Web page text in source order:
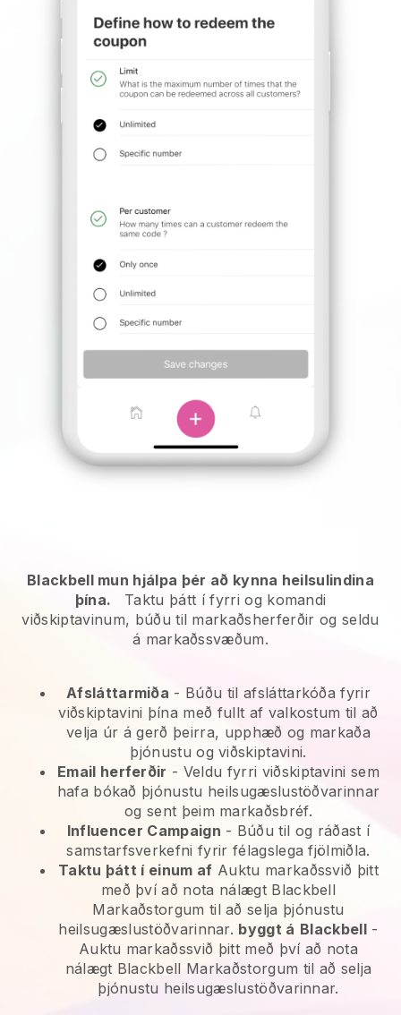
Blackbell mun hjálpa þér að kynna heilsulindina
þína.
Taktu þátt í fyrri og komandi
viðskiptavinum, búðu til markaðsherferðir og seldu
á markaðssvæðum.
Afsláttarmiða - Búðu til afsláttarkóða fyrir
viðskiptavini þína með fullt af valkostum til að
velja úr á gerð þeirra, upphæð og markaða
þjónustu og viðskiptavini.
Email herferðir - Veldu fyrri viðskiptavini sem
hafa bókað þjónustu heilsugæslustöðvarinnar
og sent þeim markaðsbréf.
Influencer Campaign - Búðu til og ráðast í
samstarfsverkefni fyrir félagslega fjölmiðla.
Taktu þátt í einum af Auktu markaðssvið þitt
með því að nota nálægt Blackbell
Markaðstorgum til að selja þjónustu
heilsugæslustöðvarinnar. byggt á Blackbell-
Auktu markaðssvið þitt með því að nota
nálægt Blackbell Markaðstorgum til að selja
þjónustu heilsugæslustöðvarinnar.